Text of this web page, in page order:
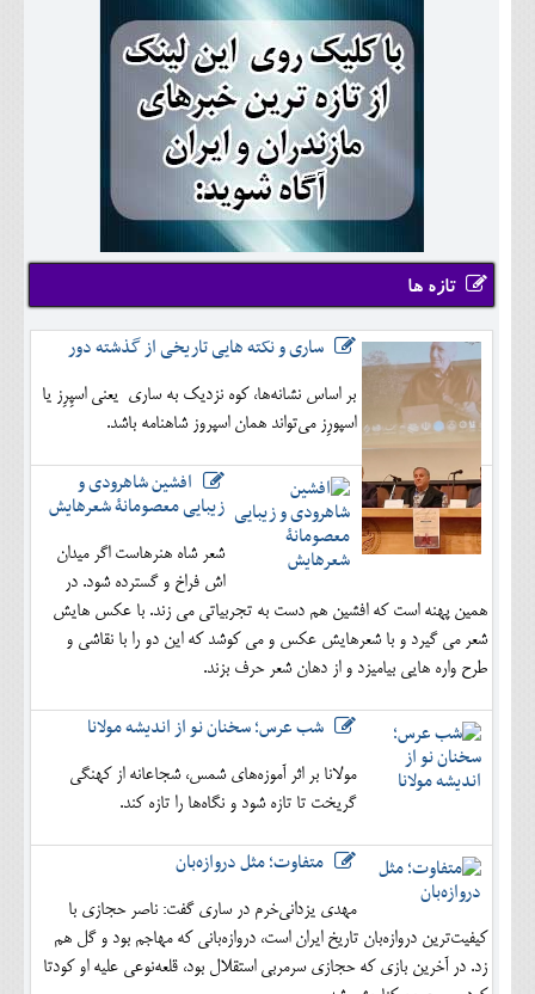
تازه ها
ساری و نکته هایی تاریخی از گذشته دور
بر اساس نشانه‌ها، کوه نزدیک به ساری یعنی اسپِرِز یا
اسپورِز می‌تواند همان اسپروز شاهنامه باشد.
افشین شاهرودی و
زیبایی معصومانۀ شعرهایش
شعر شاه هنرهاست اگر میدان
اش فراخ و گسترده شود. در
همین پهنه است که افشین هم دست به تجربیاتی می زند. با عکس هایش
شعر می گیرد و با شعرهایش عکس و می کوشد که این دو را با نقاشی و
طرح واره هایی بیامیزد و از دهان شعر حرف بزند.
شب عرس؛ سخنان نو از اندیشه مولانا
مولانا بر اثر آموزه‌های شمس، شجاعانه از کهنگی
گریخت تا تازه شود و نگاه‌ها را تازه کند.
متفاوت؛ مثل دروازه‌بان
مهدی یزدانی‌خرم در ساری گفت: ناصر حجازی با
کیفیت‌ترین دروازه‌بان تاریخ ایران است، دروازه‌بانی که مهاجم بود و گل هم
زد. در آخرین بازی که حجازی سرمربی استقلال بود، قلعه‌نوعی علیه او کودتا